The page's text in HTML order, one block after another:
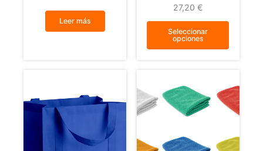
Leer más
27,20€
Seleccionar
opciones